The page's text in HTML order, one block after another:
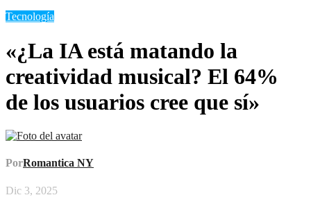
Tecnología
«¿La IA está matando la
creatividad musical? El 64%
de los usuarios cree que sí»
PorRomantica NY
Dic 3, 2025